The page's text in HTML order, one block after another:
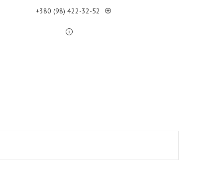
+380 (98) 422-32-52